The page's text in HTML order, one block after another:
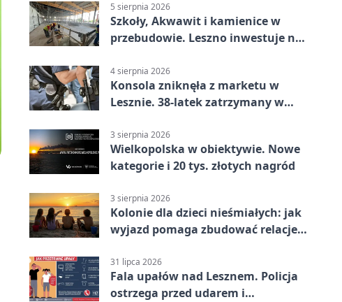
5 sierpnia 2026
Szkoły, Akwawit i kamienice w
przebudowie. Leszno inwestuje na
4 sierpnia 2026
Konsola zniknęła z marketu w
Lesznie. 38-latek zatrzymany w
3 sierpnia 2026
Wielkopolska w obiektywie. Nowe
kategorie i 20 tys. złotych nagród
3 sierpnia 2026
Kolonie dla dzieci nieśmiałych: jak
wyjazd pomaga zbudować relacje z
31 lipca 2026
Fala upałów nad Lesznem. Policja
ostrzega przed udarem i